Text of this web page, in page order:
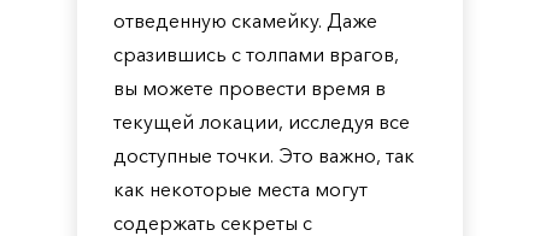
отведенную скамейку. Даже
сразившись с толпами врагов,
вы можете провести время в
текущей локации, исследуя все
доступные точки. Это важно, так
как некоторые места могут
содержать секреты с